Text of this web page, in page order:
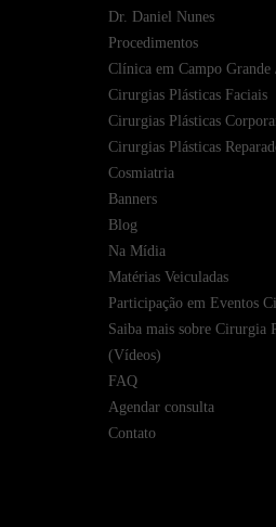
Dr. Daniel Nunes
Procedimentos
Clínica em Campo Grande
Cirurgias Plásticas Faciais
Cirurgias Plásticas
Cirurgias Plásticas
Cosmiatria
Banners
Blog
Na Mídia
Matérias Veiculadas
Participação em Eventos
Saiba mais sobre Cirurgia
(Vídeos)
FAQ
Agendar consulta
Contato